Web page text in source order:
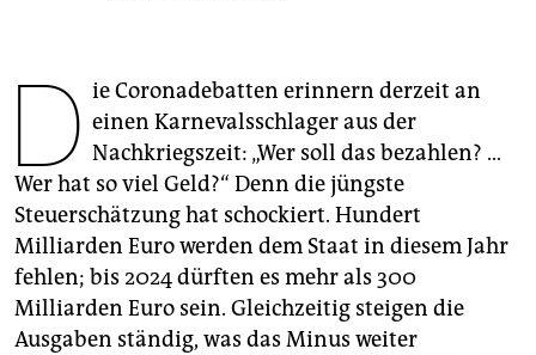
genossenschaft
epaper login
D ie Coronadebatten erinnern derzeit an
einen Karnevalsschlager aus der
Nachkriegszeit: „Wer soll das bezahlen? …
Wer hat so viel Geld?“ Denn die jüngste
Steuerschätzung hat schockiert. Hundert
Milliarden Euro werden dem Staat in diesem Jahr
fehlen; bis 2024 dürften es mehr als 300
Milliarden Euro sein. Gleichzeitig steigen die
Ausgaben ständig, was das Minus weiter